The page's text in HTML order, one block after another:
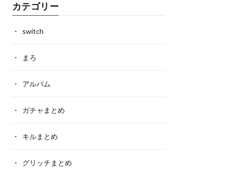
カテゴリー
switch
まろ
アルバム
ガチャまとめ
キルまとめ
グリッチまとめ